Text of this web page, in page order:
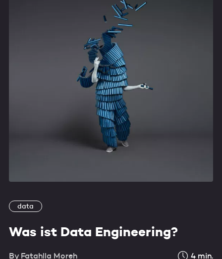
data
Was ist Data Engineering?
By Fatahlla Moreh 4 min.